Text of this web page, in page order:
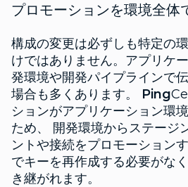
プロモーションを環境全体
構成の変更は必ずしも特定の
けではありません。アプリケ
発環境や開発パイプラインで
場合も多くあります。 Ping
ションがアプリケーション環
ため、 開発環境からステージ
ントや接続をプロモーション
でキーを再作成する必要がな
き継がれます。